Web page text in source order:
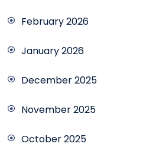
February 2026
January 2026
December 2025
November 2025
October 2025